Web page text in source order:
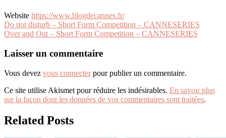
Website https://www.blogdecannes.fr/
Navigation
de
l’article
Do not disturb – Short Form Competition – CANNESERIES
Over and Out – Short Form Competition – CANNESERIES
Laisser un commentaire
Vous devez vous connecterpour publier un commentaire.
Ce site utilise Akismet pour réduire les indésirables. En savoir plus
sur la façon dont les données de vos commentaires sont traitées.
Related Posts